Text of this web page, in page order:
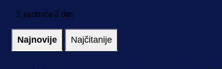
2 sedmica 3 dan
Najnovije Najčitanije